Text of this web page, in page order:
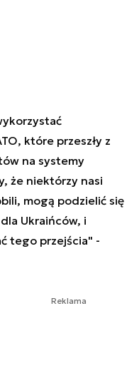
które przeszły z
na systemy
że niektórzy nasi
mogą podzielić się
Ukraińców, i
tego przejścia" -
Reklama